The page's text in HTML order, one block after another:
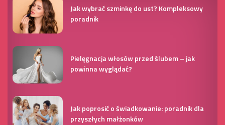
Jak wybrać szminkę do ust? Kompleksowy
poradnik
Pielęgnacja włosów przed ślubem – jak
powinna wyglądać?
Jak poprosić o świadkowanie: poradnik dla
przyszłych małżonków